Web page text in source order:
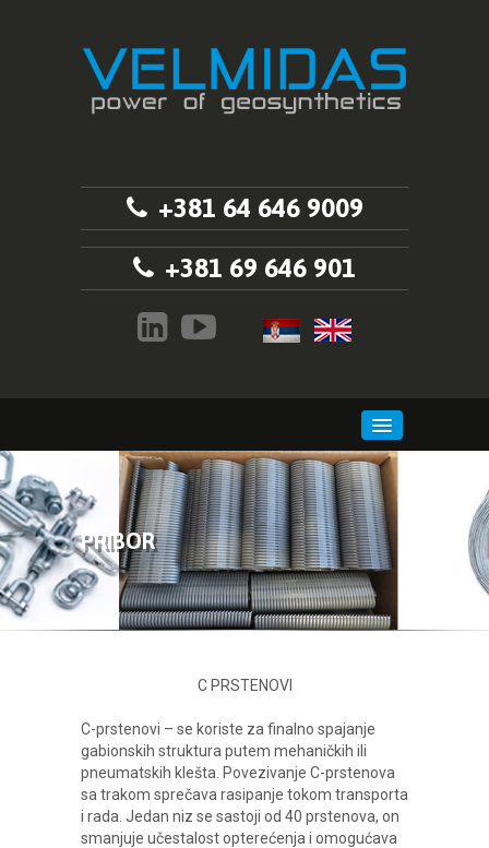
+381 64 646 9009
+381 69 646 901
POČETNA
O NAMA
PROIZVODI
KONTAKT
PRIBOR
C PRSTENOVI
C-prstenovi – se koriste za finalno spajanje
gabionskih struktura putem mehaničkih ili
pneumatskih klešta. Povezivanje C-prstenova
sa trakom sprečava rasipanje tokom transporta
i rada. Jedan niz se sastoji od 40 prstenova, on
smanjuje učestalost opterećenja i omogućava